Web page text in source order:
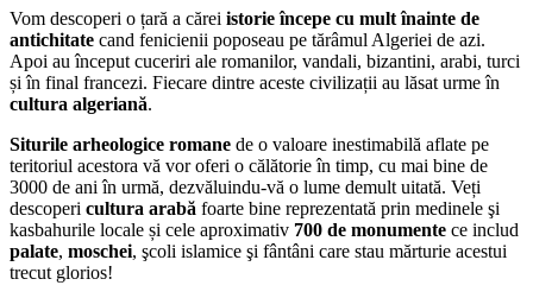
Vom descoperi o țară a cărei istorie începe cu mult înainte de
antichitate cand fenicienii poposeau pe tărâmul Algeriei de azi.
Apoi au început cuceriri ale romanilor, vandali, bizantini, arabi, turci
și în final francezi. Fiecare dintre aceste civilizații au lăsat urme în
cultura algeriană.
Siturile arheologice romane de o valoare inestimabilă aflate pe
teritoriul acestora vă vor oferi o călătorie în timp, cu mai bine de
3000 de ani în urmă, dezvăluindu-vă o lume demult uitată. Veți
descoperi cultura arabă foarte bine reprezentată prin medinele şi
kasbahurile locale și cele aproximativ 700 de monumente ce includ
palate, moschei, şcoli islamice şi fântâni care stau mărturie acestui
trecut glorios!